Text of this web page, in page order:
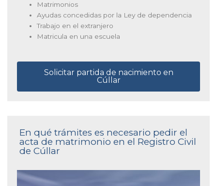
Matrimonios
Ayudas concedidas por la Ley de dependencia
Trabajo en el extranjero
Matricula en una escuela
Solicitar partida de nacimiento en
Cúllar
En qué trámites es necesario pedir el
acta de matrimonio en el Registro Civil
de Cúllar